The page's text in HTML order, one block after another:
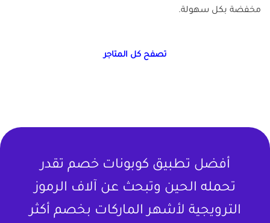
مخفضة بكل سهولة.
تصفح كل المتاجر
أفضل تطبيق كوبونات خصم تقدر
تحمله الحين وتبحث عن آلاف الرموز
الترويجية لأشهر الماركات بخصم أكثر